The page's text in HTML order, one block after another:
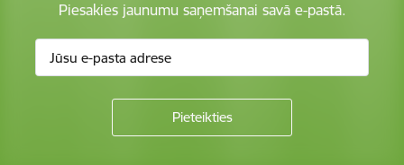
Piesakies jaunumu saņemšanai savā e-pastā.